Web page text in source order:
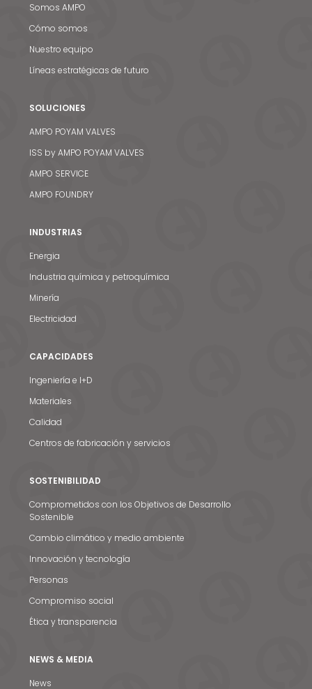
Somos AMPO
Cómo somos
Nuestro equipo
Líneas estratégicas de futuro
SOLUCIONES
AMPO POYAM VALVES
ISS by AMPO POYAM VALVES
AMPO SERVICE
AMPO FOUNDRY
INDUSTRIAS
Energia
Industria química y petroquímica
Minería
Electricidad
CAPACIDADES
Ingeniería e I+D
Materiales
Calidad
Centros de fabricación y servicios
SOSTENIBILIDAD
Comprometidos con los Objetivos de Desarrollo
Sostenible
Cambio climático y medio ambiente
Innovación y tecnología
Personas
Compromiso social
Ética y transparencia
NEWS & MEDIA
News